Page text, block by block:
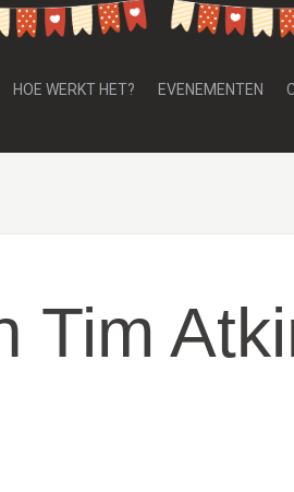
HOE WERKT HET? EVENEMENTEN
Tim